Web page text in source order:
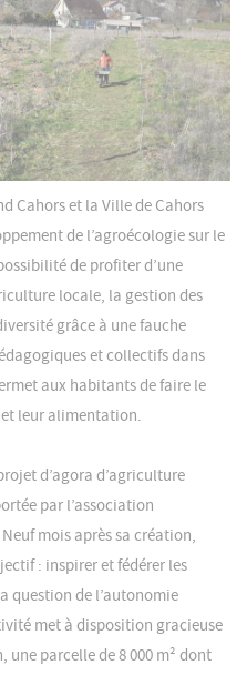
Cahors et la Ville de Cahors
de l’agroécologie sur le
de profiter d’une
locale, la gestion des
grâce à une fauche
et collectifs dans
aux habitants de faire le
leur alimentation.
d’agora d’agriculture
par l’association
mois après sa création,
: inspirer et fédérer les
question de l’autonomie
met à disposition gracieuse
parcelle de 8 000 m² dont